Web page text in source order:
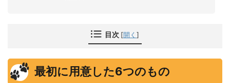
目次 [開く ]
最初に用意した6つのもの